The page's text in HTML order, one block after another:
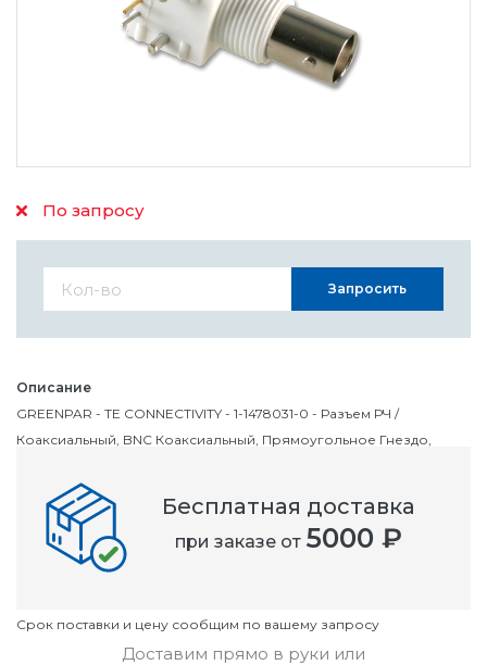
По запросу
Описание
GREENPAR - TE CONNECTIVITY - 1-1478031-0 - Разъем РЧ /
Коаксиальный, BNC Коаксиальный, Прямоугольное Гнездо,
Номенклатурный номер
OC1020962
Cрок поставки и цену сообщим по вашему запросу
Запросить
Бесплатная доставка
при заказе от 5000 ₽
Доставим прямо в руки или